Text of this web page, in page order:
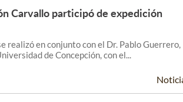
Leer Más +
Carvallo participó de expedición
realizó en conjunto con el Dr. Pablo Guerrero,
de Concepción, con el...